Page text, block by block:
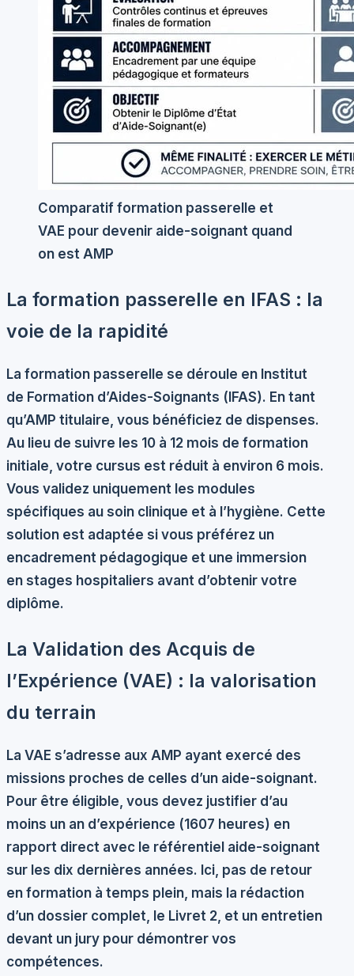
Comparatif formation passerelle et
VAE pour devenir aide-soignant quand
on est AMP
La formation passerelle en IFAS : la
voie de la rapidité
La formation passerelle se déroule en Institut
de Formation d’Aides-Soignants (IFAS). En tant
qu’AMP titulaire, vous bénéficiez de dispenses.
Au lieu de suivre les 10 à 12 mois de formation
initiale, votre cursus est réduit à environ 6 mois.
Vous validez uniquement les modules
spécifiques au soin clinique et à l’hygiène. Cette
solution est adaptée si vous préférez un
encadrement pédagogique et une immersion
en stages hospitaliers avant d’obtenir votre
diplôme.
La Validation des Acquis de
l’Expérience (VAE) : la valorisation
du terrain
La VAE s’adresse aux AMP ayant exercé des
missions proches de celles d’un aide-soignant.
Pour être éligible, vous devez justifier d’au
moins un an d’expérience (1607 heures) en
rapport direct avec le référentiel aide-soignant
sur les dix dernières années. Ici, pas de retour
en formation à temps plein, mais la rédaction
d’un dossier complet, le Livret 2, et un entretien
devant un jury pour démontrer vos
compétences.